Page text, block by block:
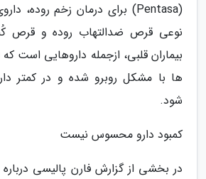
بیماران قلبی، ازجمله داروهایی است
ها با مشکل روبرو شده و در کمتر
شود.
کمبود دارو محسوس نیست
در بخشی از گزارش فارن پالیسی